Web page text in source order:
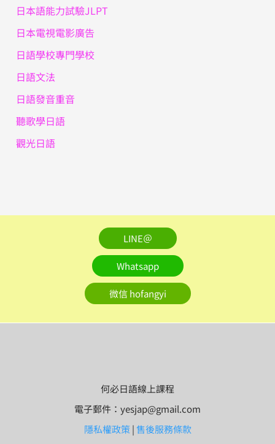
日本語能力試驗JLPT
日本電視電影廣告
日語學校專門學校
日語文法
日語發音重音
聽歌學日語
觀光日語
LINE＠
Whatsapp
微信 hofangyi
何必日語線上課程
電子郵件：yesjap@gmail.com
隱私權政策|售後服務條款